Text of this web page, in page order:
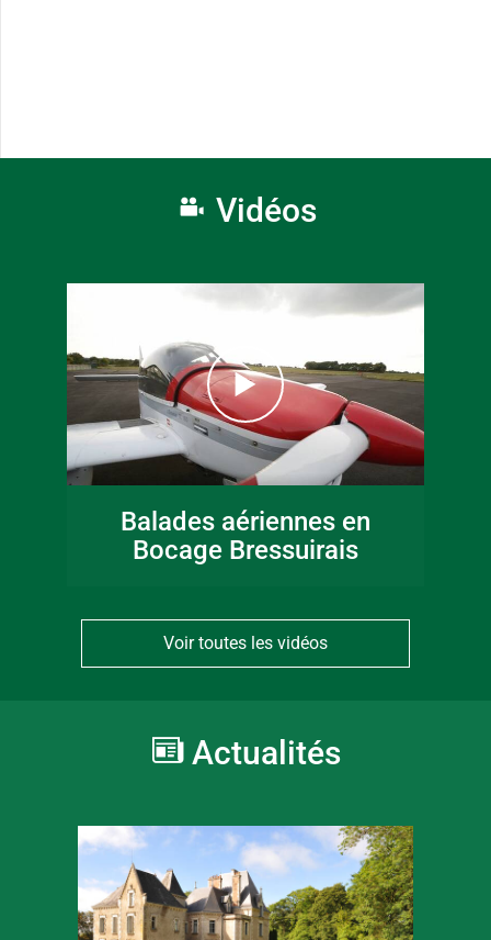
Vidéos
Balades aériennes en
Bocage Bressuirais
Voir toutes les vidéos
Actualités